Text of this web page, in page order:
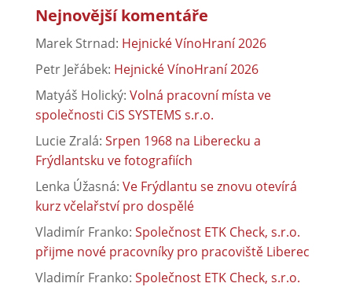
Nejnovější komentáře
Marek Strnad: Hejnické VínoHraní 2026
Petr Jeřábek: Hejnické VínoHraní 2026
Matyáš Holický: Volná pracovní místa ve
společnosti CiS SYSTEMS s.r.o.
Lucie Zralá: Srpen 1968 na Liberecku a
Frýdlantsku ve fotografiích
Lenka Úžasná: Ve Frýdlantu se znovu otevírá
kurz včelařství pro dospělé
Vladimír Franko: Společnost ETK Check, s.r.o.
přijme nové pracovníky pro pracoviště Liberec
Vladimír Franko: Společnost ETK Check, s.r.o.